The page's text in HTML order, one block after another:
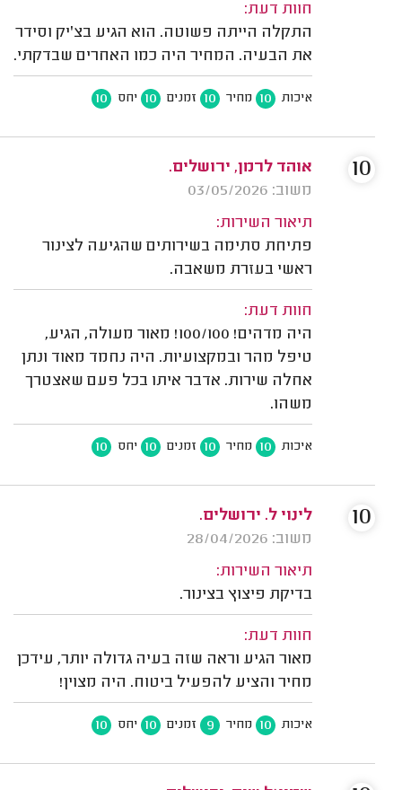
חוות דעת:
התקלה הייתה פשוטה. הוא הגיע בצ'יק וסידר
את הבעיה. המחיר היה כמו האחרים שבדקתי.
איכות 10 מחיר 10 זמנים 10 יחס 10
אוהד לרמן, ירושלים.
משוב: 03/05/2026
תיאור השירות:
פתיחת סתימה בשירותים שהגיעה לצינור
ראשי בעזרת משאבה.
חוות דעת:
היה מדהים! 100/100! מאור מעולה, הגיע,
טיפל מהר ובמקצועיות. היה נחמד מאוד ונתן
אחלה שירות. אדבר איתו בכל פעם שאצטרך
משהו.
איכות 10 מחיר 10 זמנים 10 יחס 10
10
לינוי ל. ירושלים.
משוב: 28/04/2026
תיאור השירות:
בדיקת פיצוץ בצינור.
חוות דעת:
מאור הגיע וראה שזה בעיה גדולה יותר, עידכן
מחיר והציע להפעיל ביטוח. היה מצוין!
איכות 10 מחיר 9 זמנים 10 יחס 10
10